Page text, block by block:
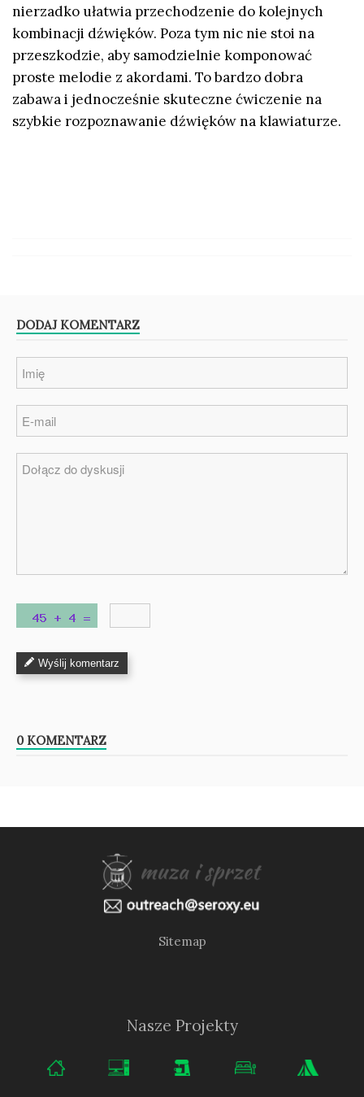
nierzadko ułatwia przechodzenie do kolejnych
kombinacji dźwięków. Poza tym nic nie stoi na
przeszkodzie, aby samodzielnie komponować
proste melodie z akordami. To bardzo dobra
zabawa i jednocześnie skuteczne ćwiczenie na
szybkie rozpoznawanie dźwięków na klawiaturze.
DODAJ KOMENTARZ
Wyślij komentarz
0 KOMENTARZ
Sitemap
Nasze Projekty